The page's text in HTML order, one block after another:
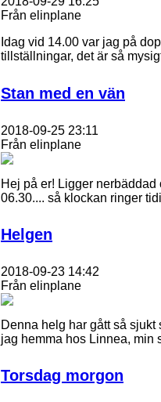
Från elinplane
Idag vid 14.00 var jag på
tillställningar, det är så
Stan med en vän
2018-09-25 23:11
Från elinplane
Hej på er! Ligger
06.30.... så klockan ringer
Helgen
2018-09-23 14:42
Från elinplane
Denna helg har gått så
jag hemma hos Linnea,
Torsdag morgon